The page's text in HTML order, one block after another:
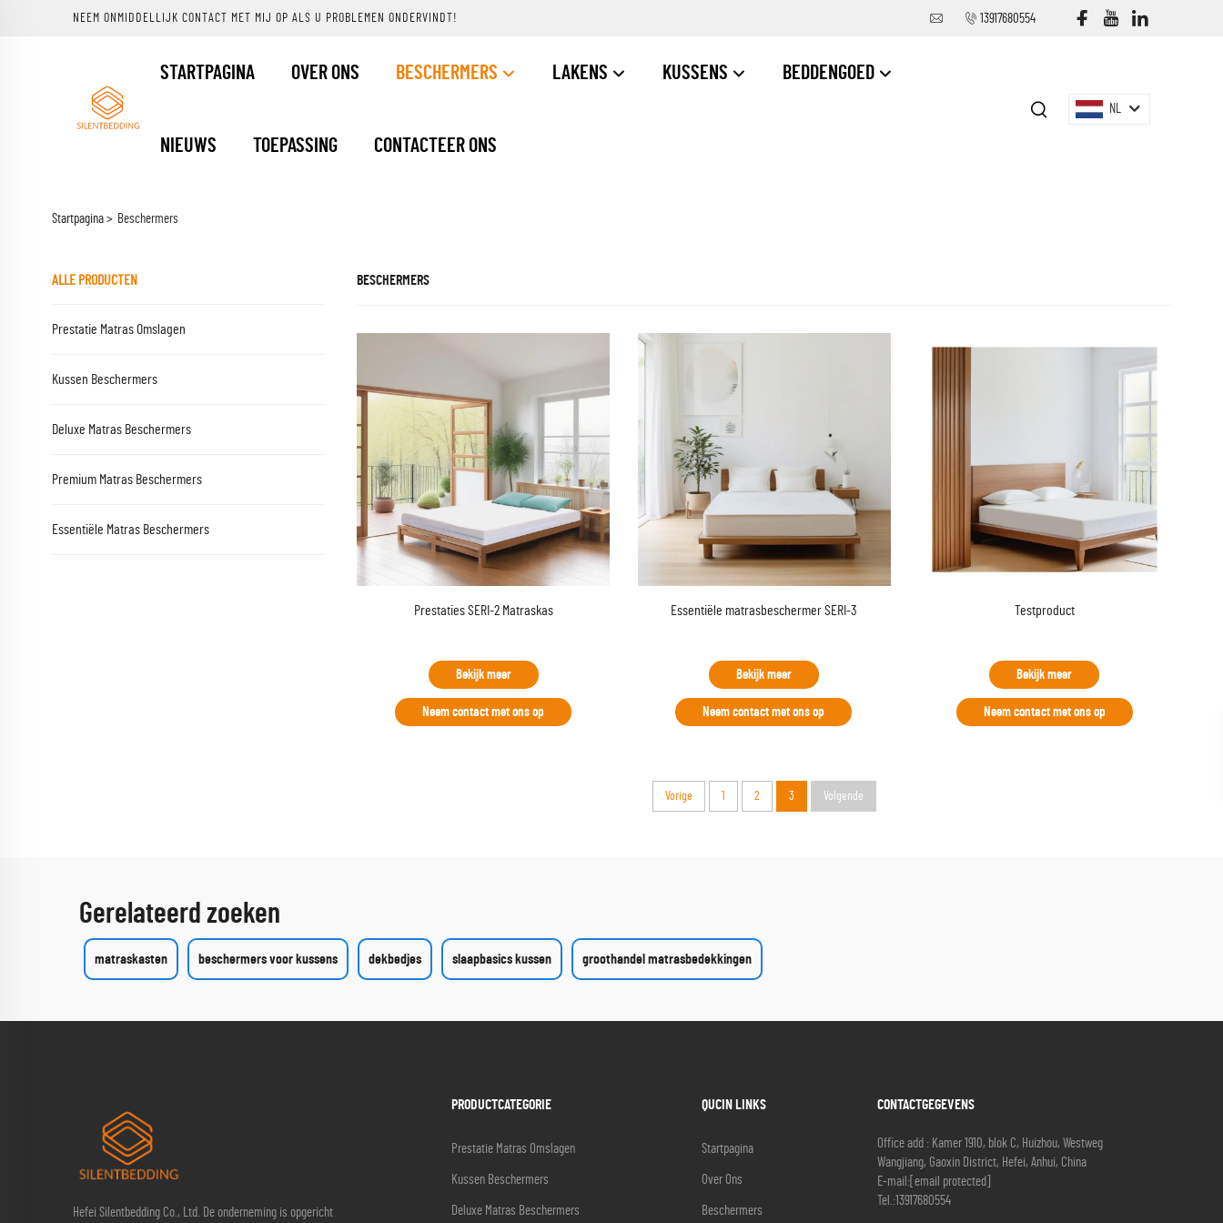
NEEM ONMIDDELLIJK CONTACT MET MIJ OP ALS U PROBLEMEN ONDERVINDT! 13917680554
STARTPAGINA OVER ONS BESCHERMERS LAKENS KUSSENS BEDDENGOED
NIEUWS TOEPASSING CONTACTEER ONS
NL
Startpagina > Beschermers
ALLE PRODUCTEN
Prestatie Matras Omslagen
Kussen Beschermers
Deluxe Matras Beschermers
Premium Matras Beschermers
Essentiële Matras Beschermers
BESCHERMERS
Prestaties SERI-2 Matraskas
Bekijk meer
Neem contact met ons op
Essentiële matrasbeschermer SERI-3
Bekijk meer
Neem contact met ons op
Testproduct
Bekijk meer
Neem contact met ons op
Vorige 1 2 3 Volgende
Gerelateerd zoeken
matraskasten beschermers voor kussens dekbedjes slaapbasics kussen groothandel matrasbedekkingen
Hefei Silentbedding Co., Ltd. De onderneming is opgericht
PRODUCTCATEGORIE
Prestatie Matras Omslagen
Kussen Beschermers
Deluxe Matras Beschermers
QUCIN LINKS
Startpagina
Over Ons
Beschermers
CONTACTGEGEVENS
Office add : Kamer 1910, blok C, Huizhou, Westweg
Wangjiang, Gaoxin District, Hefei, Anhui, China
E-mail: [email protected]
Tel.:13917680554